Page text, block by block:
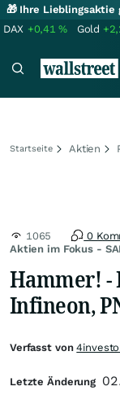
🎁 Ihre
DAX +0,41% Gold
Startseite Aktien
Aktien im Fokus -
1065 0
Hammer! -
Infineon,
Verfasst von
Letzte Änderung